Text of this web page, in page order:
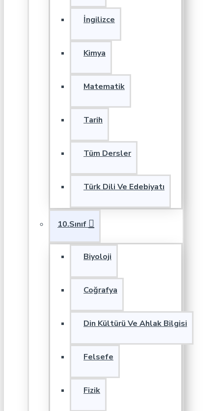
İngilizce
Kimya
Matematik
Tarih
Tüm Dersler
Türk Dili Ve Edebiyatı
10.Sınıf
Biyoloji
Coğrafya
Din Kültürü Ve Ahlak Bilgisi
Felsefe
Fizik